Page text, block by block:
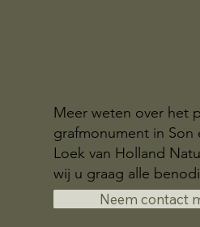
Meer weten over het
grafmonument in Son
Loek van Holland
wij u graag alle
Neem contact